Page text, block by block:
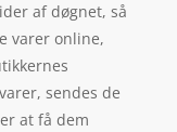
af døgnet, så
varer online,
sendes de
at få dem